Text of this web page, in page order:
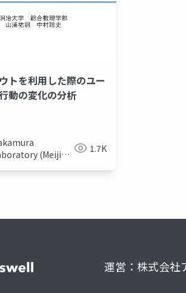
トを利用した際のユー
動の変化の分析
(Meiji
1.7K
運営：株式会社